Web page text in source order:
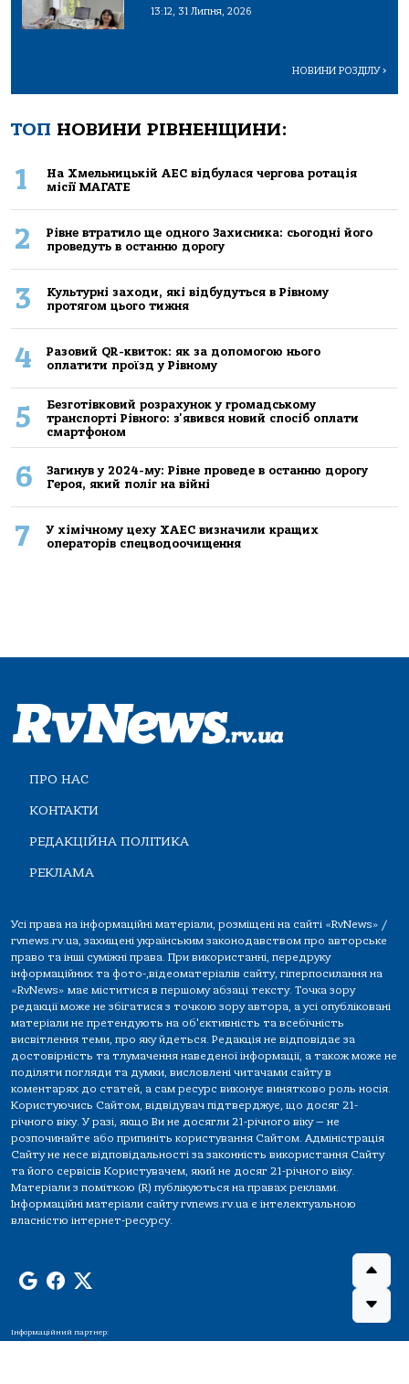
13:12, 31 Липня, 2026
НОВИНИ РОЗДІЛУ>
ТОП НОВИНИ РІВНЕНЩИНИ:
1
На Хмельницькій АЕС відбулася чергова ротація
місії МАГАТЕ
2
Рівне втратило ще одного Захисника: сьогодні його
проведуть в останню дорогу
3
Культурні заходи, які відбудуться в Рівному
протягом цього тижня
4
Разовий QR-квиток: як за допомогою нього
оплатити проїзд у Рівному
5
Безготівковий розрахунок у громадському
транспорті Рівного: з'явився новий спосіб оплати
смартфоном
6
Загинув у 2024-му: Рівне проведе в останню дорогу
Героя, який поліг на війні
7
У хімічному цеху ХАЕС визначили кращих
операторів спецводоочищення
ПРО НАС
КОНТАКТИ
РЕДАКЦІЙНА ПОЛІТИКА
РЕКЛАМА
Усі права на інформаційні матеріали, розміщені на сайті «RvNews» /
rvnews.rv.ua, захищені українським законодавством про авторське
право та інші суміжні права. При використанні, передруку
інформаційних та фото-,відеоматеріалів сайту, гіперпосилання на
«RvNews» має міститися в першому абзаці тексту. Точка зору
редакції може не збігатися з точкою зору автора, а усі опубліковані
матеріали не претендують на об'єктивність та всебічність
висвітлення теми, про яку йдеться. Редакція не відповідає за
достовірність та тлумачення наведеної інформації, а також може не
поділяти погляди та думки, висловлені читачами сайту в
коментарях до статей, а сам ресурс виконує винятково роль носія.
Користуючись Сайтом, відвідувач підтверджує, що досяг 21-
річного віку. У разі, якщо Ви не досягли 21-річного віку — не
розпочинайте або припиніть користування Сайтом. Адміністрація
Сайту не несе відповідальності за законність використання Сайту
та його сервісів Користувачем, який не досяг 21-річного віку.
Матеріали з поміткою (R) публікуються на правах реклами.
Інформаційні матеріали сайту rvnews.rv.ua є інтелектуальною
власністю інтернет-ресурсу.
Інформаційний партнер: